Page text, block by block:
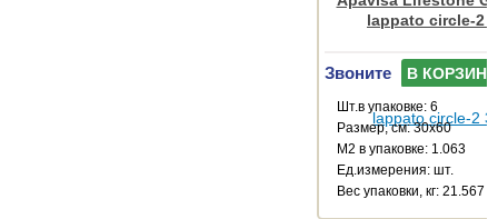
lappato circle-2
Звоните В КОРЗИНУ
Шт.в упаковке: 6
Размер, см: 30x60
М2 в упаковке: 1.063
Ед.измерения: шт.
Веc упаковки, кг: 21.567